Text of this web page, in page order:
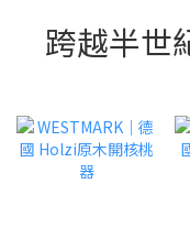
跨越半世